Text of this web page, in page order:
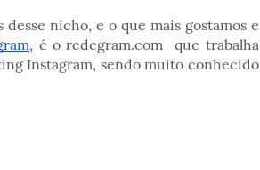
nicho, e o que mais gostamos e
, é o redegram.com que trabalha
Instagram, sendo muito conhecido